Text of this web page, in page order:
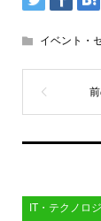
イベント・
IT・テクノロ